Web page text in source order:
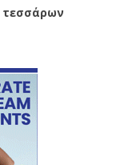
τεσσάρων